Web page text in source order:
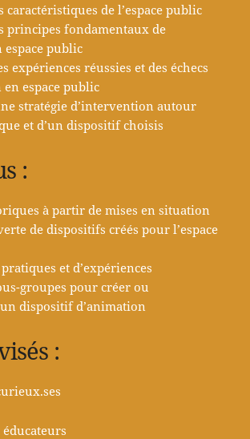
caractéristiques de l’espace public
principes fondamentaux de
espace public
expériences réussies et des échecs
espace public
stratégie d’intervention autour
et d’un dispositif choisis
:
à partir de mises en situation
de dispositifs créés pour l’espace
et d’expériences
groupes pour créer ou
dispositif d’animation
: